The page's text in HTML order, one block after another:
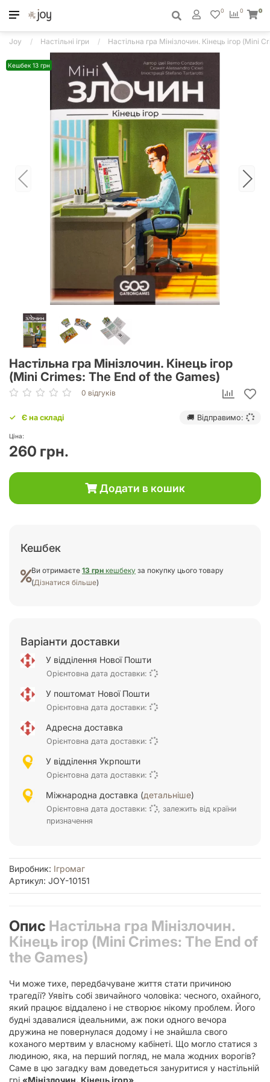
0
0 0
Joy Настільні ігри Настільна гра Мінізлочин. Кінець ігор (Mini
Кешбек 13 грн
Настільна гра Мінізлочин. Кінець ігор
(Mini Crimes: The End of the Games)
0 відгуків
Є на складі 🚚 Відправимо:
Ціна:
260 грн.
Додати в кошик
Кешбек
Ви отримаєте 13 грн кешбеку за покупку цього товару
(Дізнатися більше)
Варіанти доставки
У відділення Нової Пошти
Орієнтовна дата доставки:
У поштомат Нової Пошти
Орієнтовна дата доставки:
Адресна доставка
Орієнтовна дата доставки:
У відділення Укрпошти
Орієнтовна дата доставки:
Міжнародна доставка (детальніше)
Орієнтовна дата доставки:
, залежить від країни
призначення
Виробник: Ігромаг
Артикул: JOY-10151
Опис Настільна гра Мінізлочин.
Кінець ігор (Mini Crimes: The End of
the Games)
Чи може тихе, передбачуване життя стати причиною
трагедії? Уявіть собі звичайного чоловіка: чесного, охайного,
який працює віддалено і не створює нікому проблем. Його
будні здавалися ідеальними, аж поки одного вечора
дружина не повернулася додому і не знайшла свого
коханого мертвим у власному кабінеті. Що могло статися з
людиною, яка, на перший погляд, не мала жодних ворогів?
Саме в цю загадку вам доведеться зануритися у настільній
грі «Мінізлочин. Кінець ігор».